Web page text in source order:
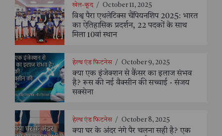
खेल-कूद / October 11, 2025
विश्व पैरा एथलेटिक्स चैंपियनशिप 2025: भारत
का ऐतिहासिक प्रदर्शन, 22 पदकों के साथ
मिला 10वां स्थान
हेल्थ एंड फिटनेस / October 9, 2025
क्या एक इंजेक्शन से कैंसर का इलाज संभव
है? रूस की नई वैक्सीन की सच्चाई - संजय
सक्सेना
हेल्थ एंड फिटनेस / October 8, 2025
क्या घर के अंदर नंगे पैर चलना सही है? एक